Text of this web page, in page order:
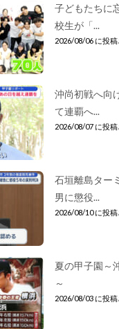
子どもたちに
校生が「...
2026/08/06 に投稿
沖尚初戦へ向
て連覇へ...
2026/08/07 に投稿
石垣離島ター
男に懲役...
2026/08/10 に投稿
夏の甲子園～
～
2026/08/03 に投稿